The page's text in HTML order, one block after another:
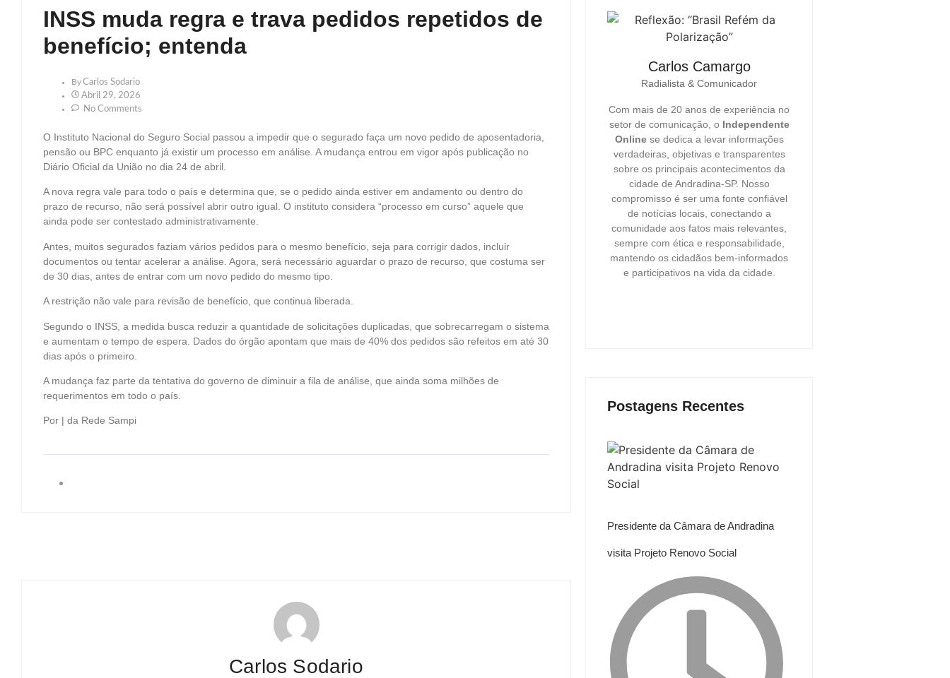
INSS muda regra e trava pedidos repetidos de
benefício; entenda
ByCarlos Sodario
Abril 29, 2026
No Comments
O Instituto Nacional do Seguro Social passou a impedir que o segurado faça um novo pedido de aposentadoria,
pensão ou BPC enquanto já existir um processo em análise. A mudança entrou em vigor após publicação no
Diário Oficial da União no dia 24 de abril.
A nova regra vale para todo o país e determina que, se o pedido ainda estiver em andamento ou dentro do
prazo de recurso, não será possível abrir outro igual. O instituto considera “processo em curso” aquele que
ainda pode ser contestado administrativamente.
Antes, muitos segurados faziam vários pedidos para o mesmo benefício, seja para corrigir dados, incluir
documentos ou tentar acelerar a análise. Agora, será necessário aguardar o prazo de recurso, que costuma ser
de 30 dias, antes de entrar com um novo pedido do mesmo tipo.
A restrição não vale para revisão de benefício, que continua liberada.
Segundo o INSS, a medida busca reduzir a quantidade de solicitações duplicadas, que sobrecarregam o sistema
e aumentam o tempo de espera. Dados do órgão apontam que mais de 40% dos pedidos são refeitos em até 30
dias após o primeiro.
A mudança faz parte da tentativa do governo de diminuir a fila de análise, que ainda soma milhões de
requerimentos em todo o país.
Por | da Rede Sampi
Carlos Sodario
Carlos Camargo
Radialista & Comunicador
Com mais de 20 anos de experiência no
setor de comunicação, o Independente
Onlinese dedica a levar informações
verdadeiras, objetivas e transparentes
sobre os principais acontecimentos da
cidade de Andradina-SP. Nosso
compromisso é ser uma fonte confiável
de notícias locais, conectando a
comunidade aos fatos mais relevantes,
sempre com ética e responsabilidade,
mantendo os cidadãos bem-informados
e participativos na vida da cidade.
Postagens Recentes
Presidente da Câmara de Andradina
visita Projeto Renovo Social